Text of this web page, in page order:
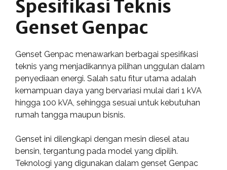
Spesifikasi Teknis
Genset Genpac
Genset Genpac menawarkan berbagai spesifikasi
teknis yang menjadikannya pilihan unggulan dalam
penyediaan energi. Salah satu fitur utama adalah
kemampuan daya yang bervariasi mulai dari 1 kVA
hingga 100 kVA, sehingga sesuai untuk kebutuhan
rumah tangga maupun bisnis.
Genset ini dilengkapi dengan mesin diesel atau
bensin, tergantung pada model yang dipilih.
Teknologi yang digunakan dalam genset Genpac